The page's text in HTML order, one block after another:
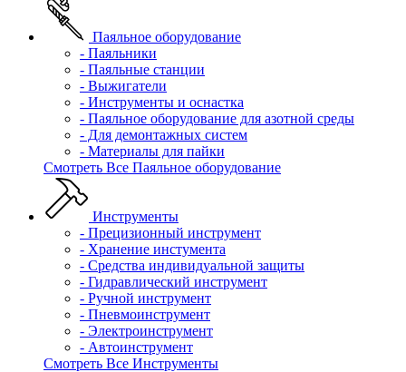
Паяльное оборудование
- Паяльники
- Паяльные станции
- Выжигатели
- Инструменты и оснастка
- Паяльное оборудование для азотной среды
- Для демонтажных систем
- Материалы для пайки
Смотреть Все Паяльное оборудование
Инструменты
- Прецизионный инструмент
- Хранение инстумента
- Средства индивидуальной защиты
- Гидравлический инструмент
- Ручной инструмент
- Пневмоинструмент
- Электроинструмент
- Автоинструмент
Смотреть Все Инструменты